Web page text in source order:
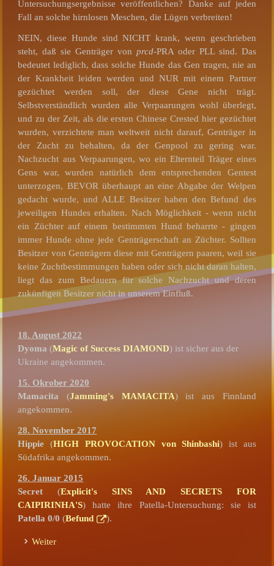
Untersuchungsergebnisse veröffentlichen? Danke auf jeden
Fall an solche hirnlosen Meschen, die Lügen verbreiten!
NEIN, diese Hunde sind NICHT krank, wenn geschrieben
steht, daß sie Genträger von prcd-PRA oder PLL sind. Das
bedeutet lediglich, dass solche Hunde das Gen tragen, nie an
der Krankheit leiden werden und NUR mit einem Partner
gezüchtet werden soll, der diese Gene nicht trägt.
Selbstverständlich wurden alle Verpaarungen wohl überlegt,
und zu der Zeit, als die ersten Chinese Crested hier gezüchtet
wurden, verzichtete man weltweit nicht darauf, Genträger in
der Zucht zu behalten, da der Genpool zu gering war.
Nachzucht aus Verpaarungen, wo ein Elternteil Träger eines
Gens war, wurden natürlich dem entsprechenden Gentest
unterzogen, BEVOR überhaupt an eine Abgabe der Welpen
gedacht wurde, und ALLE Besitzer haben den Befund des
jeweiligen Hundes erhalten. Nach Möglichkeit - wenn nicht
ein Züchter auf einem bestimmten Hund beharrte - gingen
immer Hunde ohne jede Genträgerschaft an Züchter. Sollten
Besitzer von Genträgern diese mit Genträgern paaren, weil sie
keine Zuchtbestimmungen haben oder sich nicht daran halten,
liegt das zum Bedauern für solche Nachzucht und deren
zukünfigen Besitzer nicht in unserem Einfluß.
18. August 2022
Dyoma (Magic of Success DIAMOND) ist sicher aus der
Ukraine angekommen.
15. Okrober 2020
Mamacita (Jamming's MAMACITA) ist aus Finnland
angekommen.
28. November 2017
Hippie (HIGH PROVOCATION von Shinbashi) ist aus
Südafrika angekommen.
26. Januar 2015
Secret (Explicit's SINS AND SECRETS FOR
CAIPIRINHA'S) hatte ihre Patella-Untersuchung: sie ist
Patella 0/0 (Befund ).
Weiter